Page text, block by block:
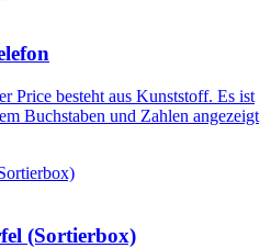
Price besteht aus Kunststoff. Es ist
Buchstaben und Zahlen angezeigt
(Sortierbox)